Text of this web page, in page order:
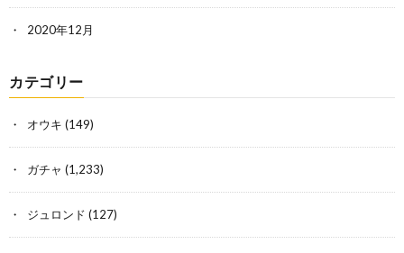
2020年12月
カテゴリー
オウキ (149)
ガチャ (1,233)
ジュロンド (127)